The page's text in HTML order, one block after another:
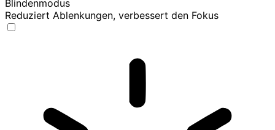
Blindenmodus
Reduziert Ablenkungen, verbessert den Fokus